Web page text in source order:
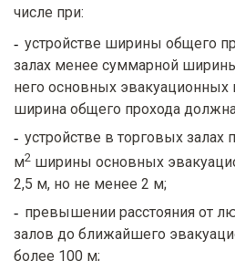
числе при:
устройстве ширины общего
залах менее суммарной
него основных эвакуационных
ширина общего прохода
устройстве в торговых
м2 ширины основных
2,5 м, но не менее 2 м;
превышении расстояния от
залов до ближайшего
более 100 м;